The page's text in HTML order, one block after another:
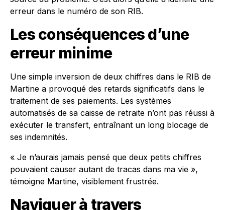
erreur dans le numéro de son RIB.
Les conséquences d’une
erreur minime
Une simple inversion de deux chiffres dans le RIB de
Martine a provoqué des retards significatifs dans le
traitement de ses paiements. Les systèmes
automatisés de sa caisse de retraite n’ont pas réussi à
exécuter le transfert, entraînant un long blocage de
ses indemnités.
« Je n’aurais jamais pensé que deux petits chiffres
pouvaient causer autant de tracas dans ma vie »,
témoigne Martine, visiblement frustrée.
Naviguer à travers